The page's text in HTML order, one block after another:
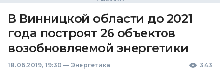
В Винницкой области до 2021
года построят 26 объектов
возобновляемой энергетики
18.06.2019, 19:30 — Энергетика 343